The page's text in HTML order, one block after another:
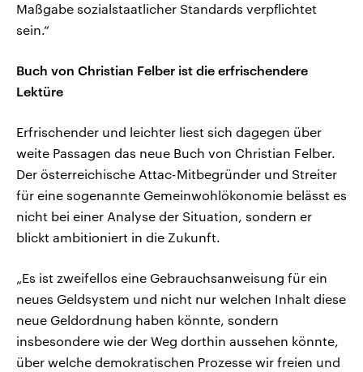
Maßgabe sozialstaatlicher Standards verpflichtet
sein.“
Buch von Christian Felber ist die erfrischendere
Lektüre
Erfrischender und leichter liest sich dagegen über
weite Passagen das neue Buch von Christian Felber.
Der österreichische Attac-Mitbegründer und Streiter
für eine sogenannte Gemeinwohlökonomie belässt es
nicht bei einer Analyse der Situation, sondern er
blickt ambitioniert in die Zukunft.
„Es ist zweifellos eine Gebrauchsanweisung für ein
neues Geldsystem und nicht nur welchen Inhalt diese
neue Geldordnung haben könnte, sondern
insbesondere wie der Weg dorthin aussehen könnte,
über welche demokratischen Prozesse wir freien und